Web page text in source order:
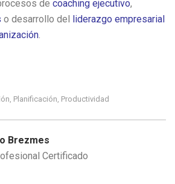
de coaching ejecutivo,
o desarrollo del liderazgo empresarial
.
, Planificación, Productividad
Brezmes
Certificado